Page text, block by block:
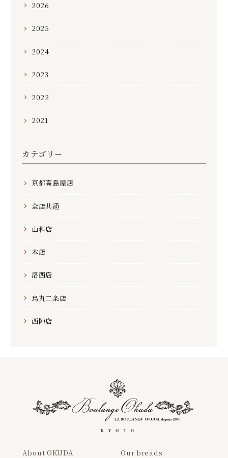
2026
2025
2024
2023
2022
2021
カテゴリー
京都高島屋店
全店共通
山科店
本店
洛西店
烏丸二条店
西陣店
About OKUDA Our breads